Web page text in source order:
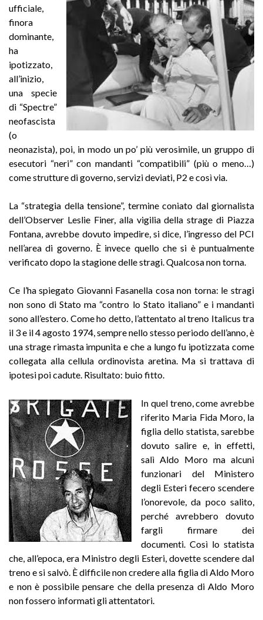
ufficiale,
finora
dominante,
ha
ipotizzato,
all’inizio,
una specie
di “Spectre”
neofascista
(o
neonazista), poi, in modo un po’ più verosimile, un gruppo di
esecutori “neri” con mandanti “compatibili” (più o meno…)
come strutture di governo, servizi deviati, P2 e così via.
La “strategia della tensione”, termine coniato dal giornalista
dell’Observer Leslie Finer, alla vigilia della strage di Piazza
Fontana, avrebbe dovuto impedire, si dice, l’ingresso del PCI
nell’area di governo. È invece quello che si è puntualmente
verificato dopo la stagione delle stragi. Qualcosa non torna.
Ce l’ha spiegato Giovanni Fasanella cosa non torna: le stragi
non sono di Stato ma “contro lo Stato italiano” e i mandanti
sono all’estero. Come ho detto, l’attentato al treno Italicus tra
il 3 e il 4 agosto 1974, sempre nello stesso periodo dell’anno, è
una strage rimasta impunita e che a lungo fu ipotizzata come
collegata alla cellula ordinovista aretina. Ma si trattava di
ipotesi poi cadute. Risultato: buio fitto.
In quel treno, come avrebbe
riferito Maria Fida Moro, la
figlia dello statista, sarebbe
dovuto salire e, in effetti,
salì Aldo Moro ma alcuni
funzionari del Ministero
degli Esteri fecero scendere
l’onorevole, da poco salito,
perché avrebbero dovuto
fargli firmare dei
documenti. Così lo statista
che, all’epoca, era Ministro degli Esteri, dovette scendere dal
treno e si salvò. È difficile non credere alla figlia di Aldo Moro
e non è possibile pensare che della presenza di Aldo Moro
non fossero informati gli attentatori.